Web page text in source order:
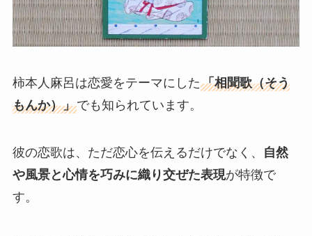
柿本人麻呂は恋愛をテーマにした「相聞歌（そう
もんか）」でも知られています。
彼の恋歌は、ただ恋心を伝えるだけでなく、
自然
や風景と心情を巧みに織り交ぜた表現が特徴で
す。